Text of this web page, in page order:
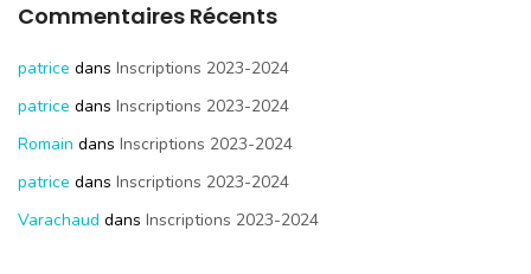
Commentaires Récents
patrice dans Inscriptions 2023-2024
patrice dans Inscriptions 2023-2024
Romain dans Inscriptions 2023-2024
patrice dans Inscriptions 2023-2024
Varachaud dans Inscriptions 2023-2024